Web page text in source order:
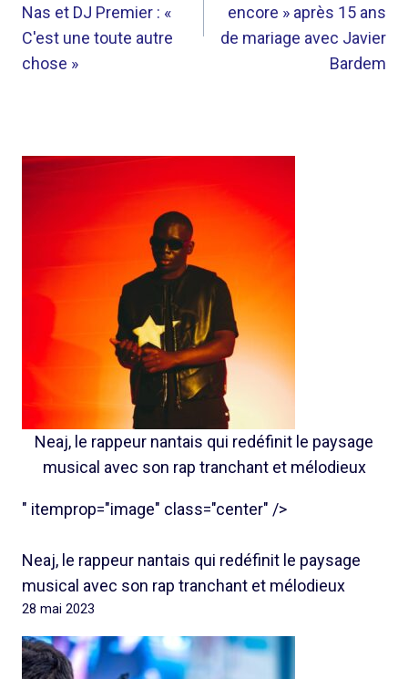
Nas et DJ Premier : «
C'est une toute autre
chose »
encore » après 15 ans
de mariage avec Javier
Bardem
Neaj, le rappeur nantais qui redéfinit le paysage
musical avec son rap tranchant et mélodieux
" itemprop="image" class="center" />
Neaj, le rappeur nantais qui redéfinit le paysage
musical avec son rap tranchant et mélodieux
28 mai 2023